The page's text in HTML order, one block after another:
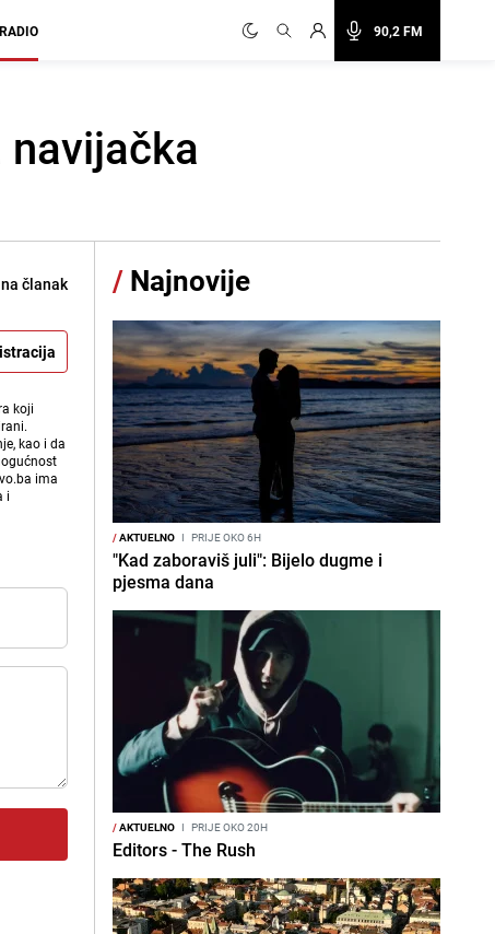
90,2 FM
RADIO
članak
koji
kao i da
ima
i
/ Najnovije
/AKTUELNO I PRIJE OKO 6H
"Kad zaboraviš juli": Bijelo dugme i
pjesma dana
/AKTUELNO I PRIJE OKO 20H
Editors - The Rush